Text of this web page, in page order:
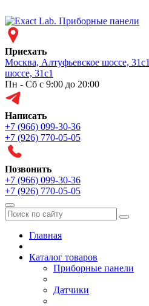
Приехать
Москва, Алтуфьевское шоссе, 31с1
шоссе, 31с1
Пн - Сб с 9:00 до 20:00
Написать
+7 (966) 099-30-36
+7 (926) 770-05-05
Позвонить
+7 (966) 099-30-36
+7 (926) 770-05-05
Меню
Главная
Каталог товаров
Приборные панели
Датчики